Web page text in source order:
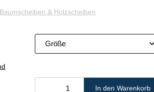
Baumscheiben & Holzscheiben
Größe
In den Warenkorb